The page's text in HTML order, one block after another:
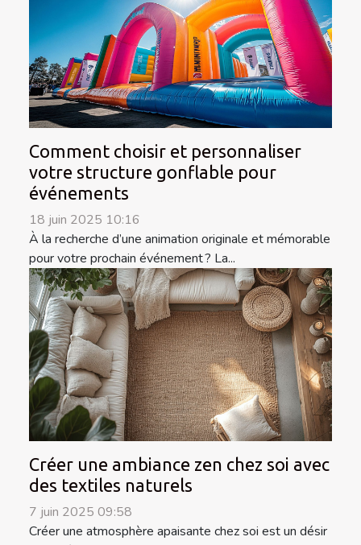
Comment choisir et personnaliser
votre structure gonflable pour
événements
18 juin 2025 10:16
À la recherche d’une animation originale et mémorable
pour votre prochain événement ? La...
Créer une ambiance zen chez soi avec
des textiles naturels
7 juin 2025 09:58
Créer une atmosphère apaisante chez soi est un désir